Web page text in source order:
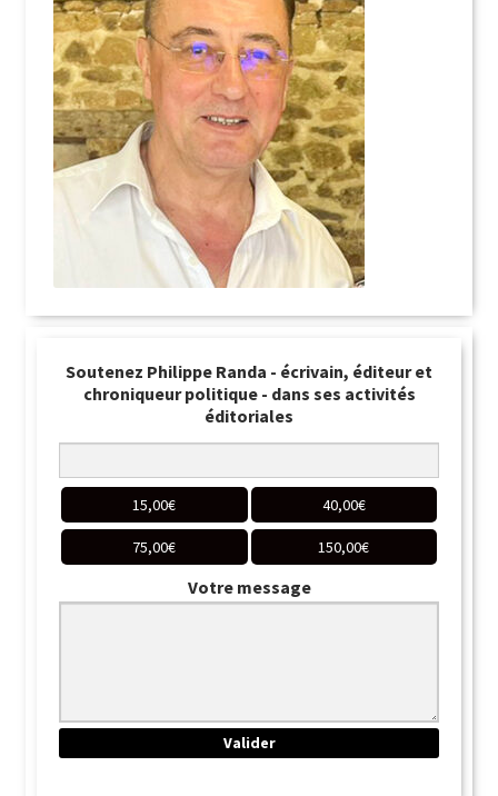
Soutenez Philippe Randa - écrivain, éditeur et
chroniqueur politique - dans ses activités
éditoriales
15,00€ 40,00€
75,00€ 150,00€
Votre message